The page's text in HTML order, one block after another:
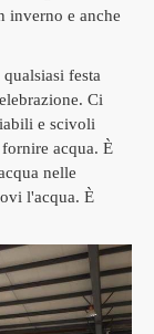
inverno e anche
festa
Ci
e scivoli
acqua. È
nelle
l'acqua. È